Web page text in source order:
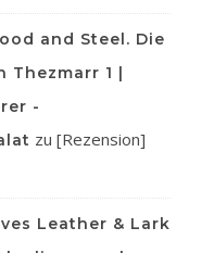
and Steel. Die
Thezmarr 1 |
-
zu [Rezension]
Leather & Lark